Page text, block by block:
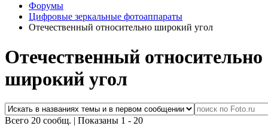
Форумы
Цифровые зеркальные фотоаппараты
Отечественный относительно широкий угол
Отечественный относительно
широкий угол
Всего 20 сообщ. | Показаны 1 - 20